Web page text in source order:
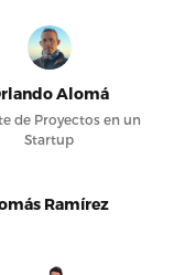
Alomá
de Proyectos en un
Startup
Ramírez